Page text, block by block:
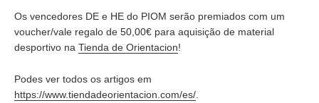
Os vencedores DE e HE do PIOM serão premiados com um
voucher/vale regalo de 50,00€ para aquisição de material
desportivo na Tienda de Orientacion!
Podes ver todos os artigos em
https://www.tiendadeorientacion.com/es/